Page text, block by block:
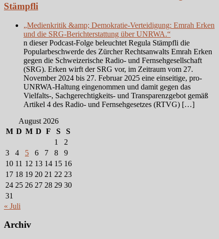
Stämpfli
„Medienkritik &amp; Demokratie-Verteidigung: Emrah Erken
und die SRG-Berichterstattung über UNRWA.“
n dieser Podcast-Folge beleuchtet Regula Stämpfli die
Popularbeschwerde des Zürcher Rechtsanwalts Emrah Erken
gegen die Schweizerische Radio- und Fernsehgesellschaft
(SRG). Erken wirft der SRG vor, im Zeitraum vom 27.
November 2024 bis 27. Februar 2025 eine einseitige, pro-
UNRWA-Haltung eingenommen und damit gegen das
Vielfalts-, Sachgerechtigkeits- und Transparenzgebot gemäß
Artikel 4 des Radio- und Fernsehgesetzes (RTVG) […]
August 2026
M D M D F S
S
1
2
3
4 5 6 7 8
9
10 11 12 13 14 15 16
17 18 19 20 21 22 23
24 25 26 27 28 29 30
31
« Juli
Archiv